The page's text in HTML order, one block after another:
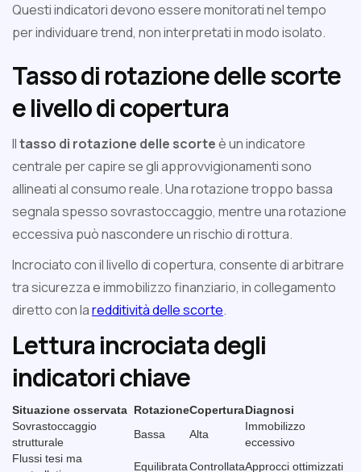
Questi indicatori devono essere monitorati nel tempo
per individuare trend, non interpretati in modo isolato.
Tasso di rotazione delle scorte
e livello di copertura
Iltasso di rotazione delle scorteè un indicatore
centrale per capire se gli approvvigionamenti sono
allineati al consumo reale. Una rotazione troppo bassa
segnala spesso sovrastoccaggio, mentre una rotazione
eccessiva può nascondere un rischio di rottura.
Incrociato con il livello di copertura, consente di arbitrare
tra sicurezza e immobilizzo finanziario, in collegamento
diretto con laredditività delle scorte.
Lettura incrociata degli
indicatori chiave
Situazione osservata RotazioneCoperturaDiagnosi
Sovrastoccaggio
strutturale
Bassa Alta
Immobilizzo
eccessivo
Flussi tesi ma
EquilibrataControllataApprocci ottimizzati